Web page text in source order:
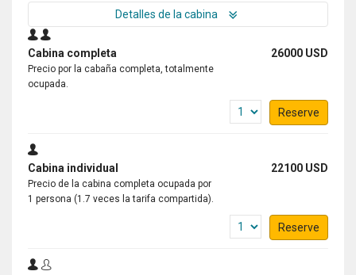
Detalles de la cabina
Cabina completa 26000 USD
Precio por la cabaña completa, totalmente
ocupada.
Reserve
Cabina individual 22100 USD
Precio de la cabina completa ocupada por
1 persona (1.7 veces la tarifa compartida).
Reserve